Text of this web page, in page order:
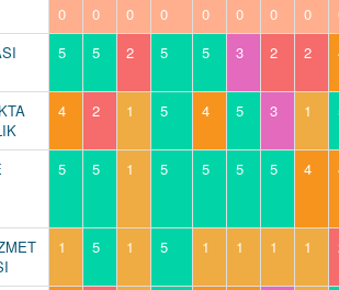
0 0 0 0 0 0 0 0
5 5 2 5 5 3 2 2
4 2 1 5 4 5 3 1
5 5 1 5 5 5 5 4
1 5 1 5 1 1 1 1